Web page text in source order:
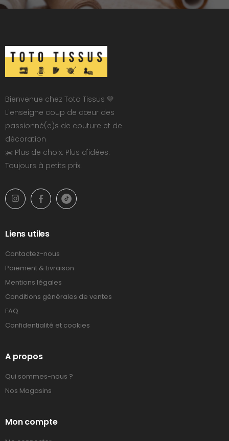
Bienvenue chez Toto Tissus 💛
L'enseigne coup de cœur des
passionné(e)s de couture et de
décoration
✂️ Plus de choix. Plus d'idées.
Toujours à petits prix.
Liens utiles
Contactez-nous
Paiement & Livraison
Mentions légales
Conditions générales de ventes
FAQ
Confidentialité et cookies
A propos
Qui sommes-nous ?
Nos Magasins
Mon compte